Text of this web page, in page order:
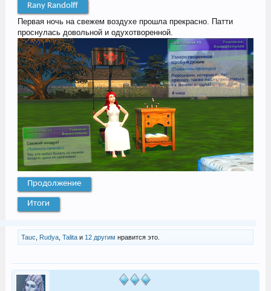
Rany Randolff
Первая ночь на свежем воздухе прошла прекрасно. Патти
проснулась довольной и одухотворенной.
Продолжение
Итоги
Tauc Rudya, Talitaи 12 другим нравится это.